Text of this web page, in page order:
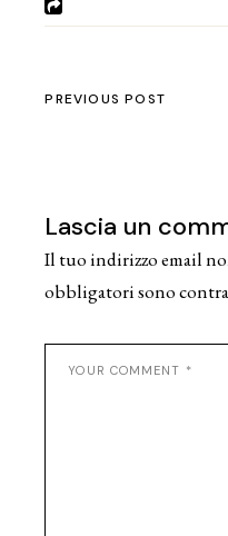
PREVIOUS POST
Lascia un
Il tuo indirizzo email
obbligatori sono